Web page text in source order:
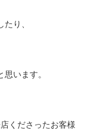
り、
います。
くださったお客様